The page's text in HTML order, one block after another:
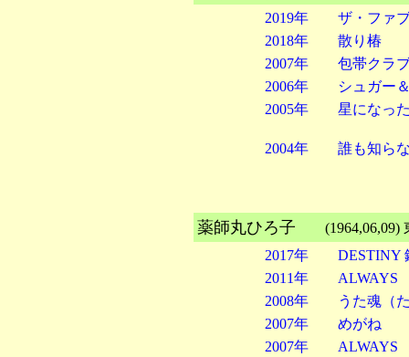
2019年 ザ・ファ
2018年 散り椿
2007年 包帯クラ
2006年 シュガー
2005年 星になった
2004年 誰も知ら
薬師丸ひろ子
2017年 DESTINY
2011年 ALWAYS
2008年 うた魂（た
2007年 めがね
2007年 ALWAYS